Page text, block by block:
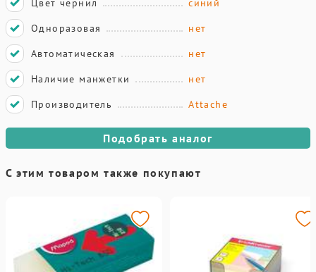
Цвет чернил
синий
Одноразовая
нет
Автоматическая
нет
Наличие манжетки
нет
Производитель
Attache
Подобрать аналог
С этим товаром также покупают